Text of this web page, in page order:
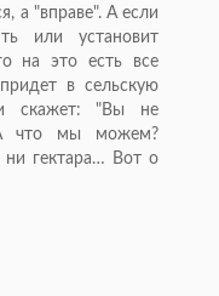
а "вправе". А если
или установит
на это есть все
в сельскую
скажет: "Вы не
А что мы можем?
ни гектара… Вот о